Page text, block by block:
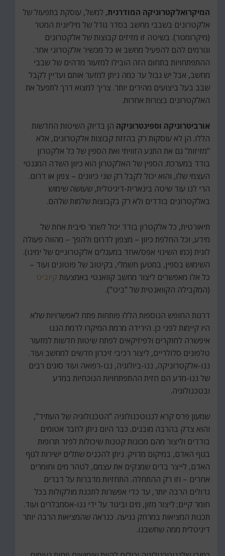
המיקרואלקטרוניקה המודרנית, למשל, עוסקת בתפעול של
אלקטרונים בשבבי מחשב בסדר גודל של מיליונית המטר
(מיקרומטר). בשיטה זו מזיזים קבוצות של אלקטרונים
וגורמים להם להפעיל מחשב או כל מכשיר אלקטרוני אחר.
ההתפתחויות בתחום הזה הובילו למזעור מדהים של שבבי
מחשב, אבל יש גבול עד כמה ניתן למזער אותם ועדיין לקבל
שבב בעל ביצועים מהירים יותר. צריך למצוא דרך לתפעל את
האלקטרונים בצורות אחרות.
אורביטרוניקה וספינטרוניקה הן בדיוק השיטות החדשות
הללו. הן לא עוסקות רק בהזזת קבוצות אלקטרונים, אלא
"מזיזות" גם את התנע הזוויתי ואת הספין של כל אלקטרון
בודד במערכת. הספין של האלקטרון הוא כיוון השדה המגנטי
העצמי שלו, והוא יכול לקבל רק שני כיוונים – צפון או דרום.
הרי לנו עוד שיטה בינארית-דיגיטלית, שעושה שימוש
באלקטרונים בודדים ולא רק בקבוצות שלמות שלהם.
תיאורטית, כל אלקטרון בודד יכול לשמר סיבית אחת של
מידע, וכל החלפת כיוון – מצפון לדרום ולהפך – מהווה פעולה
לוגית (כמו השינוי אפס/אחד במעגלים אלקטרוניים של ימינו).
השימוש בספין, במטען חשמלי, בקיטוב של פוטונים ועוד –
כל אלו מאפשרים ליצור מחשב קוואנטי באמצעותקיוביט
(המקבילה הקוואנטית של "ביט").
דרגות החופש הנוספות הללו פותחות פתח לאפשרויות שלא
היו קיימות לפני כן. הירידה מרמת המיקרו לרמת הננו
איפשרה לחוקרים ולפיזיקאים לפתח שיטות חדשות למזעור
טלפונים סלולריים, ליצור רכיבי זיכרון חדשים למחשב ועוד.
ננו-אלקטרוניקה, ננו-ביולוגיה, ננו-רפואה ועוד סוגים רבים
של ננו-מדע הם חזית ההתפתחויות הנוכחיות במדע
ובטכנולוגיה.
שמעון פרס קרא לננוטכנולוגיה "הטכנולוגיה של העתיד",
והוא צדק בהרבה מובנים. כבר היום ניתן לחבר אטומים
בודדים וליצור מהם מכונות קטנות שיכולות לפזר תרופות
בגוף האדם, במיקום מדויק. ניתן להכניס שתלים ישירות לגוף
האדם, לייצר בדים שמנקים את עצמם, לטהר מים וחומרים
אחרים – וזו רק ההתחלה. התחזיות מדברות על דברים
גדולים הרבה יותר, עד כדי אפשרות לתכנת מולקולות בכל
חומר קיים; ליצור מזון, מים וביגוד על ידי ננו-אסמבלרים ועוד.
תכנות המציאות במרחק נגיעה. כנראה שהמציאות הרבה יותר
דיגיטלית ממה שחשבנו.